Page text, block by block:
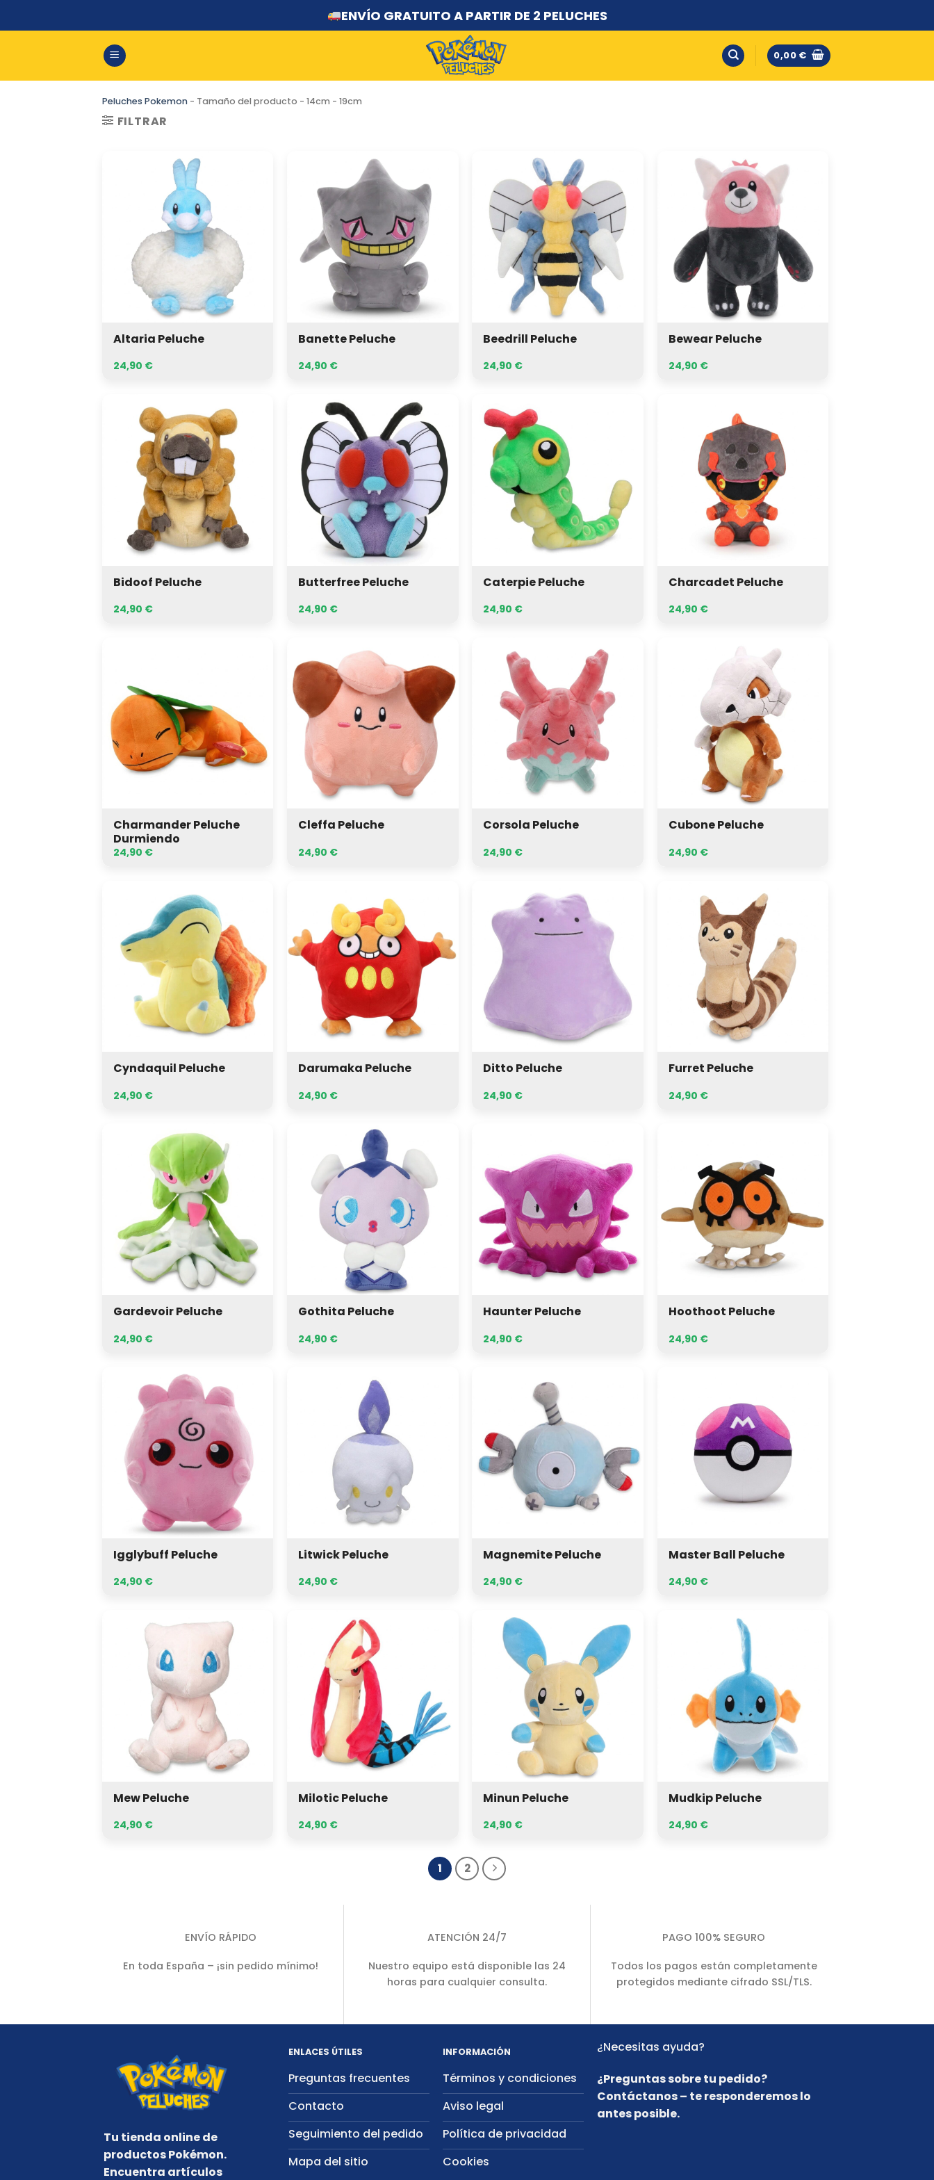
ENVÍO GRATUITO A PARTIR DE 2 PELUCHES
0,00 €
Peluches Pokemon - Tamaño del producto - 14cm - 19cm
FILTRAR
Altaria Peluche
24,90 €
Banette Peluche
24,90 €
Peluche
Beedrill Peluche
24,90 €
Bewear
Peluche
Bewear Peluche
24,90 €
Peluche
Bidoof Peluche
24,90 €
Butterfree
Peluche
Butterfree Peluche
24,90 €
Peluche
Caterpie Peluche
24,90 €
Charcadet Peluche
24,90 €
Charmander Peluche
Durmiendo
24,90 €
Peluche
Cleffa Peluche
24,90 €
Peluche
Corsola Peluche
24,90 €
Cubone Peluche
24,90 €
Cyndaquil Peluche
24,90 €
Darumaka Peluche
24,90 €
Ditto Peluche
24,90 €
Peluche
Furret Peluche
24,90 €
Gardevoir Peluche
24,90 €
Gothita Peluche
24,90 €
Haunter Peluche
24,90 €
Hoothoot Peluche
24,90 €
Peluche
Igglybuff Peluche
24,90 €
Litwick Peluche
24,90 €
Magnemite Peluche
24,90 €
Master Ball Peluche
24,90 €
Mew Peluche
24,90 €
Milotic Peluche
24,90 €
Minun
Peluche
Minun Peluche
24,90 €
Mudkip Peluche
24,90 €
1 2
ENVÍO RÁPIDO
En toda España – ¡sin pedido mínimo!
ATENCIÓN 24/7
Nuestro equipo está disponible las 24
horas para cualquier consulta.
PAGO 100% SEGURO
Todos los pagos están completamente
protegidos mediante cifrado SSL/TLS.
Tu tienda online de
productos Pokémon.
Encuentra artículos
ENLACES ÚTILES
Preguntas frecuentes
Contacto
Seguimiento del pedido
Mapa del sitio
INFORMACIÓN
Términos y condiciones
Aviso legal
Política de privacidad
Cookies
¿Necesitas ayuda?
¿Preguntas sobre tu pedido?
Contáctanos – te responderemos lo
antes posible.